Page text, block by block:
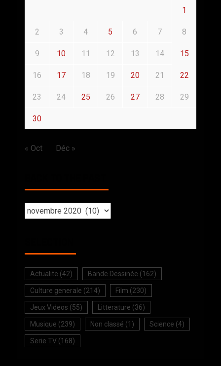
1
2 3 4 5 6 7 8
9 10 11 12 13 14 15
16 17 18 19 20 21 22
23 24 25 26 27 28 29
30
« Oct Déc »
Actualite (42) Bande Dessinée (162)
Culture generale (214) Film (230)
Jeux Videos (55) Litterature (36)
Musique (239) Non classé (1) Science (4)
Serie TV (168)